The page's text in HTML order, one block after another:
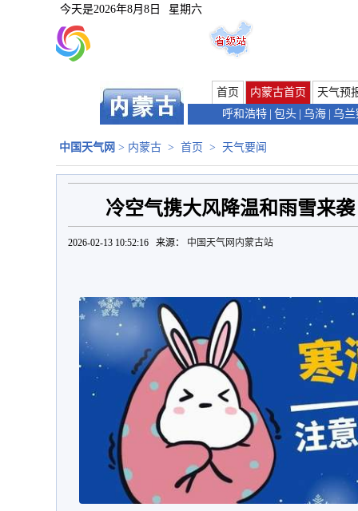
今天是2026年8月8日 星期六
首页 内蒙古首页
天气预
呼和浩特 包头 乌海 乌兰
中国天气网 > 内蒙古 > 首页 > 天气要闻
冷空气携大风降温和雨雪来
2026-02-13 10:52:16 来源： 中国天气网内蒙古站